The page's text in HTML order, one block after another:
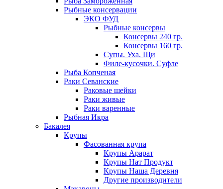
Рыбные консервации
ЭКО ФУД
Рыбные консервы
Консервы 240 гр.
Консервы 160 гр.
Супы. Уха. Щи
Филе-кусочки. Суфле
Рыба Копченая
Раки Севанские
Раковые шейки
Раки живые
Раки варенные
Рыбная Икра
Бакалея
Крупы
Фасованная крупа
Крупы Арарат
Крупы Нат Продукт
Крупы Наша Деревня
Другие производители